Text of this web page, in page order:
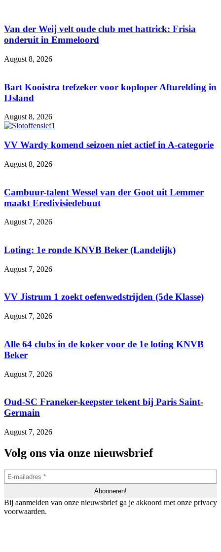
Van der Weij velt oude club met hattrick: Frisia
onderuit in Emmeloord
August 8, 2026
Bart Kooistra trefzeker voor koploper Afturelding in
IJsland
August 8, 2026
VV Wardy komend seizoen niet actief in A-categorie
August 8, 2026
Cambuur-talent Wessel van der Goot uit Lemmer
maakt Eredivisiedebuut
August 7, 2026
Loting: 1e ronde KNVB Beker (Landelijk)
August 7, 2026
VV Jistrum 1 zoekt oefenwedstrijden (5de Klasse)
August 7, 2026
Alle 64 clubs in de koker voor de 1e loting KNVB
Beker
August 7, 2026
Oud-SC Franeker-keepster tekent bij Paris Saint-
Germain
August 7, 2026
Volg ons via onze nieuwsbrief
Bij aanmelden van onze nieuwsbrief ga je akkoord met onze privacy
voorwaarden.